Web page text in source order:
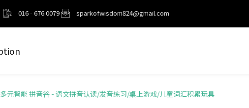
016 - 676 0079 sparkofwisdom824@gmail.com
多元智能 拼音谷 - 语文拼音认读/发音练习/桌上游戏/儿童词汇积累玩具